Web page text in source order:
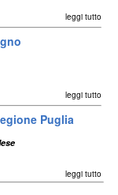
leggi tutto
leggi tutto
Puglia
leggi tutto